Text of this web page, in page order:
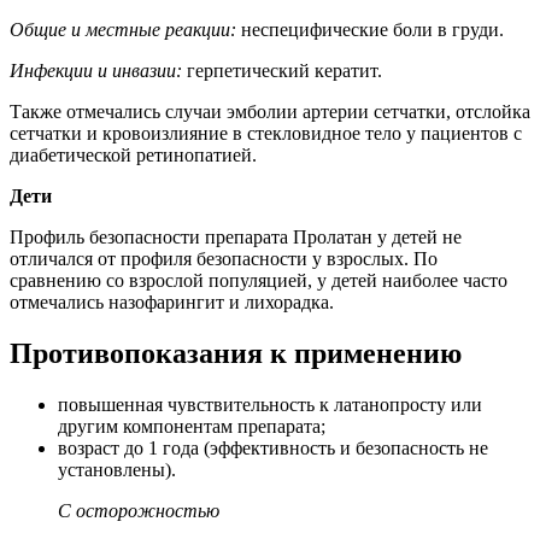
Общие и местные реакции: неспецифические боли в груди.
Инфекции и инвазии: герпетический кератит.
Также отмечались случаи эмболии артерии сетчатки, отслойка
сетчатки и кровоизлияние в стекловидное тело у пациентов с
диабетической ретинопатией.
Дети
Профиль безопасности препарата Пролатан у детей не
отличался от профиля безопасности у взрослых. По
сравнению со взрослой популяцией, у детей наиболее часто
отмечались назофарингит и лихорадка.
Противопоказания к применению
повышенная чувствительность к латанопросту или
другим компонентам препарата;
возраст до 1 года (эффективность и безопасность не
установлены).
С осторожностью